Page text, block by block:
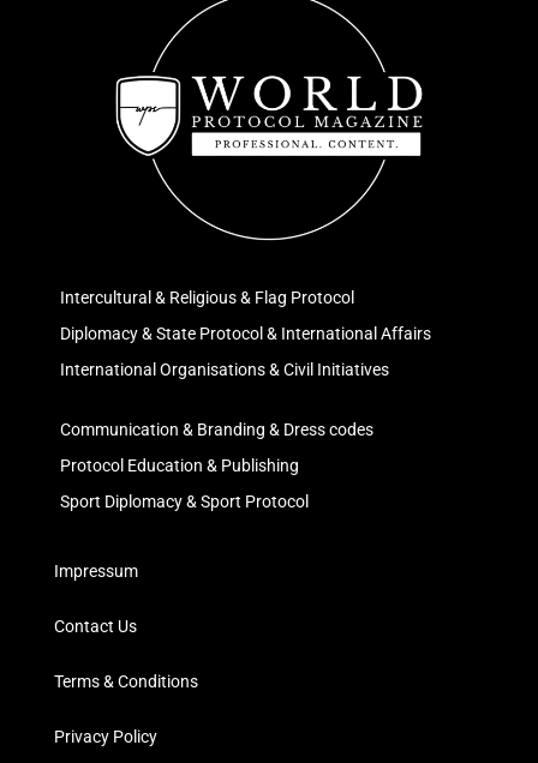
Intercultural & Religious & Flag Protocol
Diplomacy & State Protocol & International Affairs
International Organisations & Civil Initiatives
Communication & Branding & Dress codes
Protocol Education & Publishing
Sport Diplomacy & Sport Protocol
Impressum
Contact Us
Terms & Conditions
Privacy Policy